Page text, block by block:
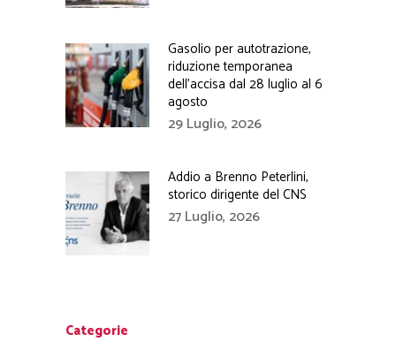
Gasolio per autotrazione,
riduzione temporanea
dell’accisa dal 28 luglio al 6
agosto
29 Luglio, 2026
Addio a Brenno Peterlini,
storico dirigente del CNS
27 Luglio, 2026
Categorie